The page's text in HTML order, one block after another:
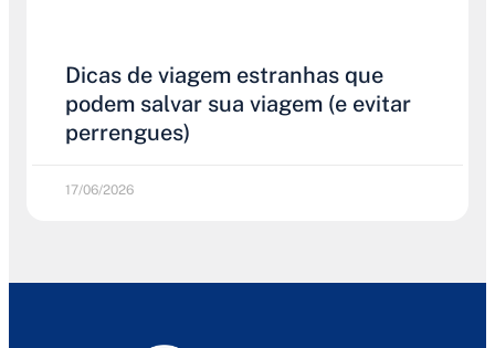
Dicas de viagem estranhas que
podem salvar sua viagem (e evitar
perrengues)
17/06/2026